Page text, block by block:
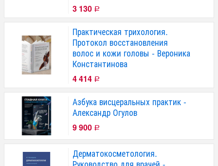
3 130 Р
Практическая трихология.
Протокол восстановления
волос и кожи головы - Вероника
Константинова
4 414 Р
Азбука висцеральных практик -
Александр Огулов
9 900 Р
Дерматокосметология.